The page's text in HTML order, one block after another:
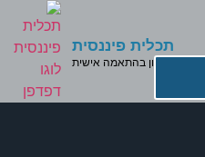
תכלית פיננסית
פתרונות מימון בהתאמה אישית